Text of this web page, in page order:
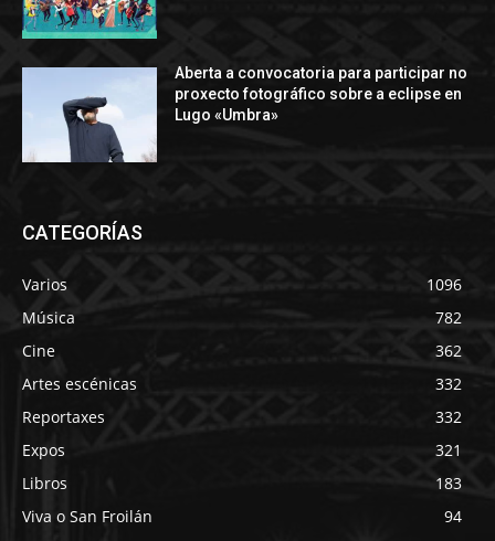
Aberta a convocatoria para participar no
proxecto fotográfico sobre a eclipse en
Lugo «Umbra»
CATEGORÍAS
Varios
1096
Música
782
Cine
362
Artes escénicas
332
Reportaxes
332
Expos
321
Libros
183
Viva o San Froilán
94